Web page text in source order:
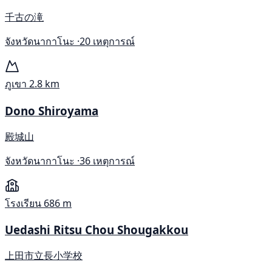
千古の滝
จังหวัดนากาโนะ ·20 เหตุการณ์
ภูเขา 2.8 km
Dono Shiroyama
殿城山
จังหวัดนากาโนะ ·36 เหตุการณ์
โรงเรียน 686 m
Uedashi Ritsu Chou Shougakkou
上田市立長小学校